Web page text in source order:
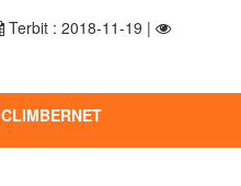
Terbit : 2018-11-19 |
CLIMBERNET